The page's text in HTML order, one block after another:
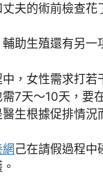
夫的術前檢查
輔助生殖還有另
，女性需求打
7天～10天，要
生根據促排情況
己在請假過程中